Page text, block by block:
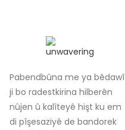
Pabendbûna me ya bêdawî
ji bo radestkirina hilberên
nûjen û kalîteyê hişt ku em
di pîşesaziyê de bandorek